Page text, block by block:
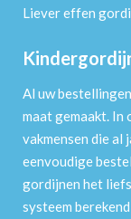
Liever effen
Al uw
maat gemaakt.
vakmensen die al
eenvoudige
gordijnen het
systeem